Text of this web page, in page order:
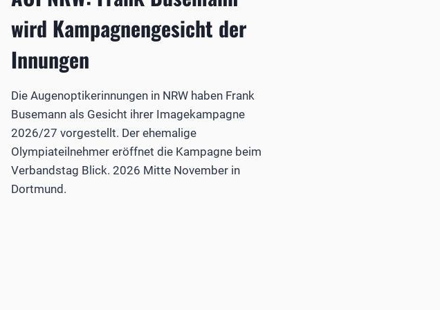
wird Kampagnengesicht der
Innungen
Die Augenoptikerinnungen in NRW haben Frank
Busemann als Gesicht ihrer Imagekampagne
2026/27 vorgestellt. Der ehemalige
Olympiateilnehmer eröffnet die Kampagne beim
Verbandstag Blick. 2026 Mitte November in
Dortmund.